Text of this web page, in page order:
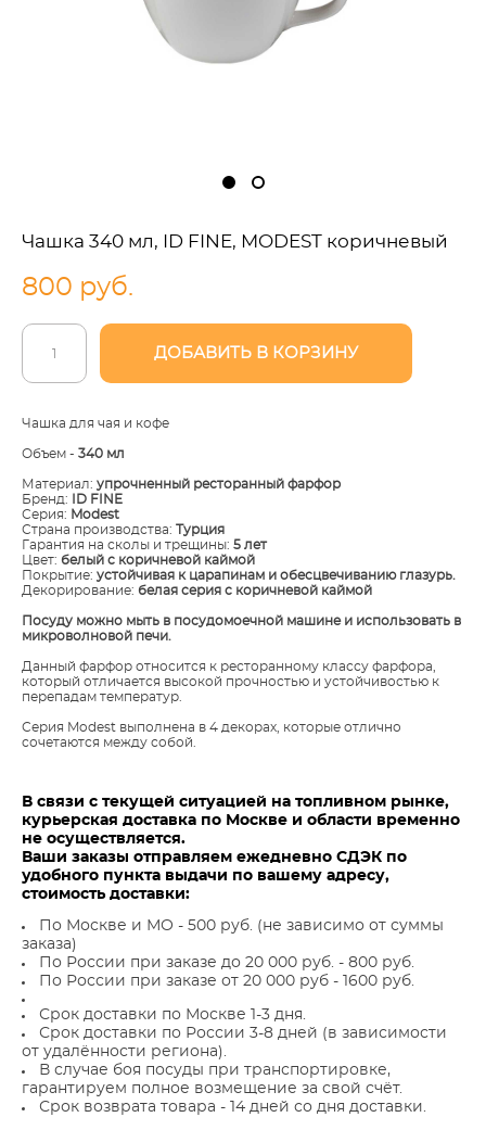
Чашка 340 мл, ID FINE, MODEST коричневый
800 pуб.
ДОБАВИТЬ В КОРЗИНУ
Чашка для чая и кофе
Объем - 340 мл
Материал: упрочненный ресторанный фарфор
Бренд:
ID FINE
Серия: Modest
Страна производства: Турция
Гарантия на сколы и трещины: 5 лет
Цвет: белый с коричневой каймой
Покрытие: устойчивая к царапинам и обесцвечиванию глазурь.
Декорирование: белая серия с коричневой каймой
​Посуду можно мыть в посудомоечной машине и использовать в
микроволновой печи.
Данный фарфор относится к ресторанному классу фарфора,
который отличается высокой прочностью и устойчивостью к
перепадам температур.
Серия Modest выполнена в 4 декорах, которые отлично
сочетаются между собой.
В связи с текущей ситуацией на топливном рынке,
курьерская доставка по Москве и области временно
не осуществляется.
Ваши заказы отправляем ежедневно СДЭК по
удобного пункта выдачи по вашему адресу,
стоимость доставки:
По Москве и МО - 500 руб. (не зависимо от суммы
заказа)
По России при заказе до 20 000 руб. - 800 руб.
По России при заказе от 20 000 руб - 1600 руб.
Срок доставки по Москве 1-3 дня.
Срок доставки по России 3-8 дней (в зависимости
от удалённости региона).
В случае боя посуды при транспортировке,
гарантируем полное возмещение за свой счёт.
Срок возврата товара - 14 дней со дня доставки.